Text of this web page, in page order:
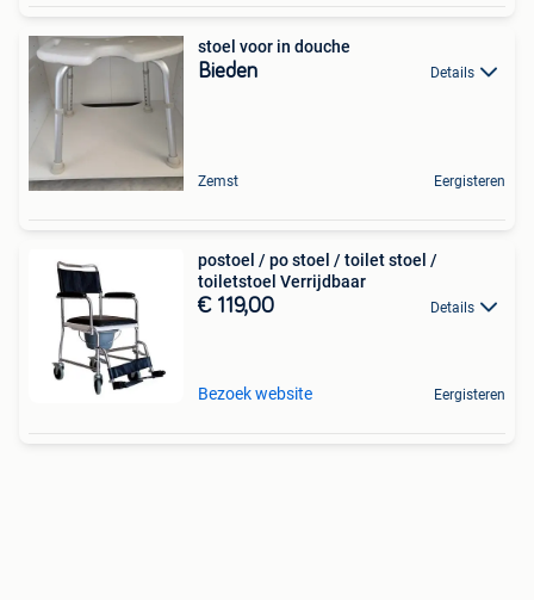
stoel voor in douche
Bieden Details
Zemst Eergisteren
postoel / po stoel / toilet stoel /
toiletstoel Verrijdbaar
€ 119,00 Details
Bezoek website Eergisteren